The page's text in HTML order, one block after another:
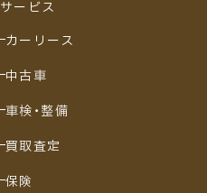
サービス
カーリース
中古車
車検・整備
買取査定
保険